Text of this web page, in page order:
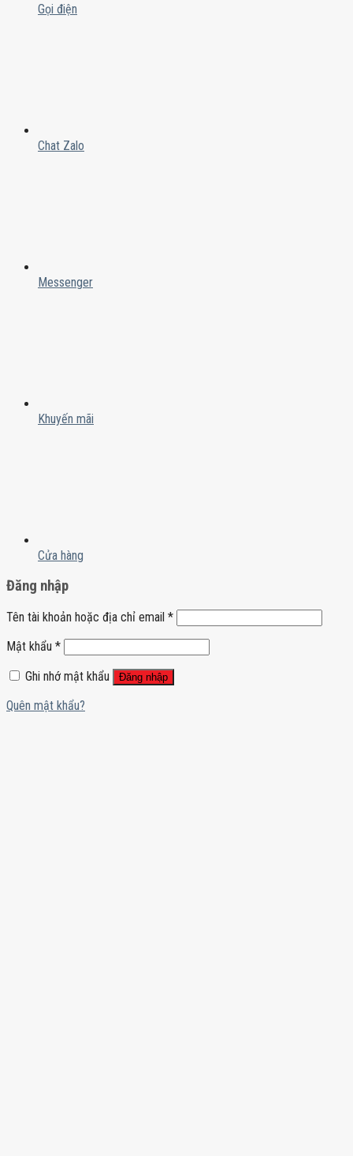
Gọi điện
Chat Zalo
Messenger
Khuyến mãi
Cửa hàng
Đăng nhập
Tên tài khoản hoặc địa chỉ email *
Mật khẩu *
Ghi nhớ mật khẩu
Đăng nhập
Quên mật khẩu?